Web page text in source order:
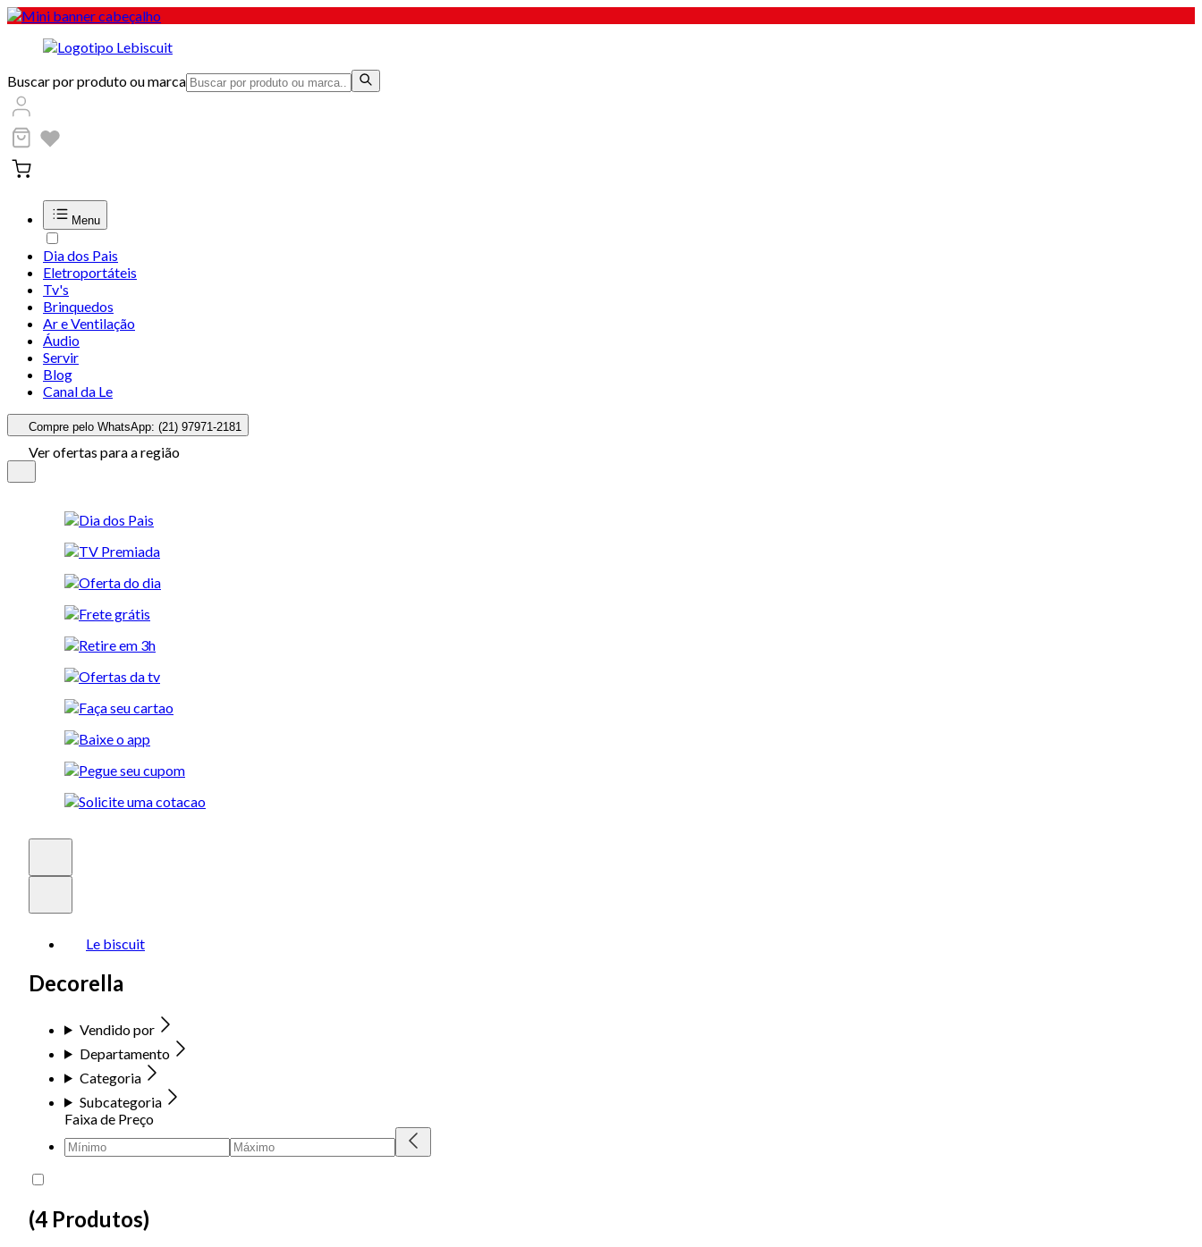
Buscar por produto ou marca
Menu
Dia dos Pais
Eletroportáteis
Tv's
Brinquedos
Ar e Ventilação
Áudio
Servir
Blog
Canal da Le
Compre pelo WhatsApp: (21) 97971-2181
Ver ofertas para a região
Le biscuit
Decorella
Vendido por
Departamento
Categoria
Subcategoria
Faixa de Preço
(4 Produtos)